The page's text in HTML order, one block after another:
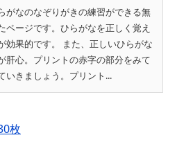
がなのなぞりがきの練習ができる無
ページです。ひらがなを正しく覚え
効果的です。 また、正しいひらがな
肝心。プリントの赤字の部分をみて
いきましょう。プリント...
枚